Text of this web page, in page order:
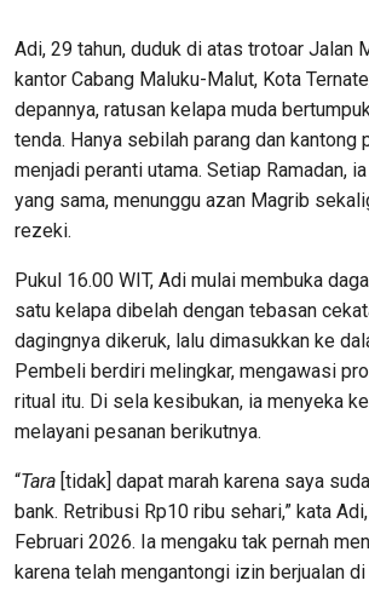
Adi, 29 tahun, duduk di atas trotoar Jalan
kantor Cabang Maluku-Malut, Kota
depannya, ratusan kelapa muda
tenda. Hanya sebilah parang dan kantong
menjadi peranti utama. Setiap Ramadan,
yang sama, menunggu azan Magrib
rezeki.
Pukul 16.00 WIT, Adi mulai membuka
satu kelapa dibelah dengan tebasan
dagingnya dikeruk, lalu dimasukkan ke
Pembeli berdiri melingkar, mengawasi
ritual itu. Di sela kesibukan, ia menyeka
melayani pesanan berikutnya.
“Tara [tidak] dapat marah karena saya
bank. Retribusi Rp10 ribu sehari,” kata
Februari 2026. Ia mengaku tak pernah
karena telah mengantongi izin berjualan